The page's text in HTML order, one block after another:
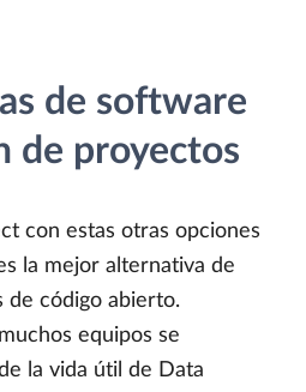
de software
de proyectos
con estas otras opciones
la mejor alternativa de
de código abierto.
equipos se
la vida útil de Data